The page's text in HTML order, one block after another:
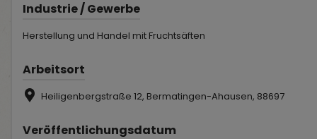
Industrie / Gewerbe
Herstellung und Handel mit Fruchtsäften
Arbeitsort
Heiligenbergstraße 12, Bermatingen-Ahausen, 88697
Veröffentlichungsdatum